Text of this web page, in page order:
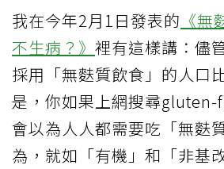
我在今年2月1日發表的 《
不生病？》 裡有這樣講：儘
採用「無麩質飲食」的人口
是，你如果上網搜尋gluten-
會以為人人都需要吃「無麩
為，就如「有機」和「非基